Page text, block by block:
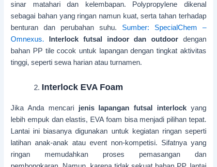
sinar matahari dan kelembapan. Polypropylene dikenal
sebagai bahan yang ringan namun kuat, serta tahan terhadap
benturan dan perubahan suhu. Sumber: SpecialChem –
Omnexus.
Interlock futsal indoor dan outdoordengan
bahan PP tile cocok untuk lapangan dengan tingkat aktivitas
tinggi, seperti sewa harian atau turnamen.
Interlock EVA Foam
Jika Anda mencari jenis lapangan futsal interlockyang
lebih empuk dan elastis, EVA foam bisa menjadi pilihan tepat.
Lantai ini biasanya digunakan untuk kegiatan ringan seperti
latihan anak-anak atau event non-kompetisi. Sifatnya yang
ringan memudahkan proses pemasangan dan